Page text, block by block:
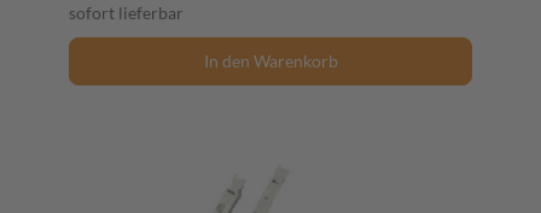
sofort lieferbar
In den Warenkorb